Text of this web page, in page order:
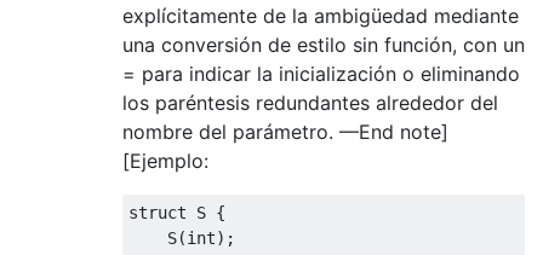
explícitamente de la ambigüedad mediante
una conversión de estilo sin función, con un
= para indicar la inicialización o eliminando
los paréntesis redundantes alrededor del
nombre del parámetro. —End note]
[Ejemplo:
struct S {
    S
(int);